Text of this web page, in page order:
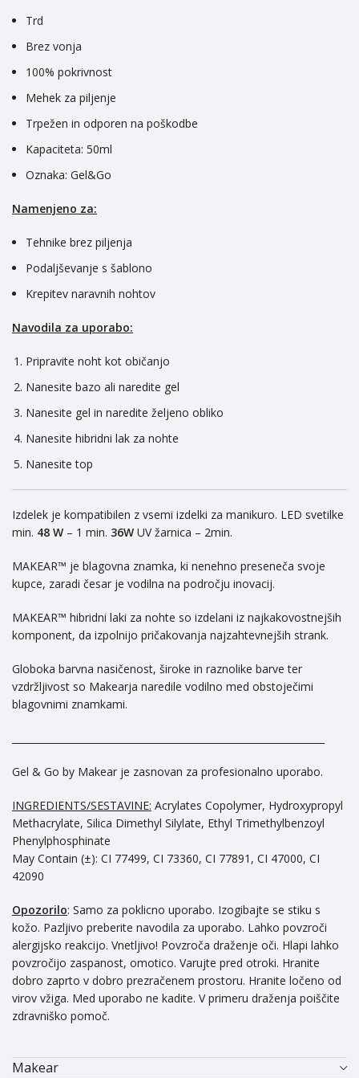
Trd
Brez vonja
100% pokrivnost
Mehek za piljenje
Trpežen in odporen na poškodbe
Kapaciteta: 50ml
Oznaka: Gel&Go
Namenjeno za:
Tehnike brez piljenja
Podaljševanje s šablono
Krepitev naravnih nohtov
Navodila za uporabo:
Pripravite noht kot običanjo
Nanesite bazo ali naredite gel
Nanesite gel in naredite željeno obliko
Nanesite hibridni lak za nohte
Nanesite top
Izdelek je kompatibilen z vsemi izdelki za manikuro. LED svetilke
min. 48 W – 1 min. 36W UV žarnica – 2min.
MAKEAR™ je blagovna znamka, ki nenehno preseneča svoje
kupce, zaradi česar je vodilna na področju inovacij.
MAKEAR™ hibridni laki za nohte so izdelani iz najkakovostnejših
komponent, da izpolnijo pričakovanja najzahtevnejših strank.
Globoka barvna nasičenost, široke in raznolike barve ter
vzdržljivost so Makearja naredile vodilno med obstoječimi
blagovnimi znamkami.
Gel & Go by Makear je zasnovan za profesionalno uporabo.
INGREDIENTS/SESTAVINE: Acrylates Copolymer, Hydroxypropyl
Methacrylate, Silica Dimethyl Silylate, Ethyl Trimethylbenzoyl
Phenylphosphinate
May Contain (±): CI 77499, CI 73360, CI 77891, CI 47000, CI
42090
Opozorilo: Samo za poklicno uporabo. Izogibajte se stiku s
kožo. Pazljivo preberite navodila za uporabo. Lahko povzroči
alergijsko reakcijo. Vnetljivo! Povzroča draženje oči. Hlapi lahko
povzročijo zaspanost, omotico. Varujte pred otroki. Hranite
dobro zaprto v dobro prezračenem prostoru. Hranite ločeno od
virov vžiga. Med uporabo ne kadite. V primeru draženja poiščite
zdravniško pomoč.
Makear